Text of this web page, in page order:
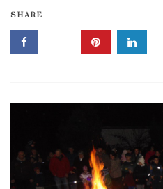
SHARE